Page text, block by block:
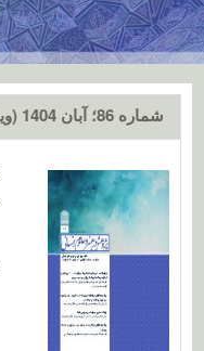
شماره 86؛ آبان 1404 (ویژه‌نامه)